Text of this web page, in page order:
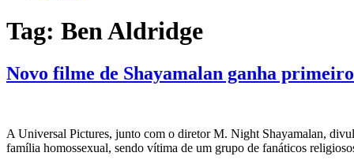
Tag: Ben Aldridge
Novo filme de Shayamalan ganha
A Universal Pictures, junto com o diretor M. Night Shayamalan,
família homossexual, sendo vítima de um grupo de fanáticos